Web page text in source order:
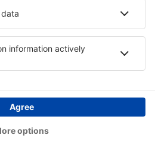
(sem taxa de serviço EURpor
passageiro)
182EUR